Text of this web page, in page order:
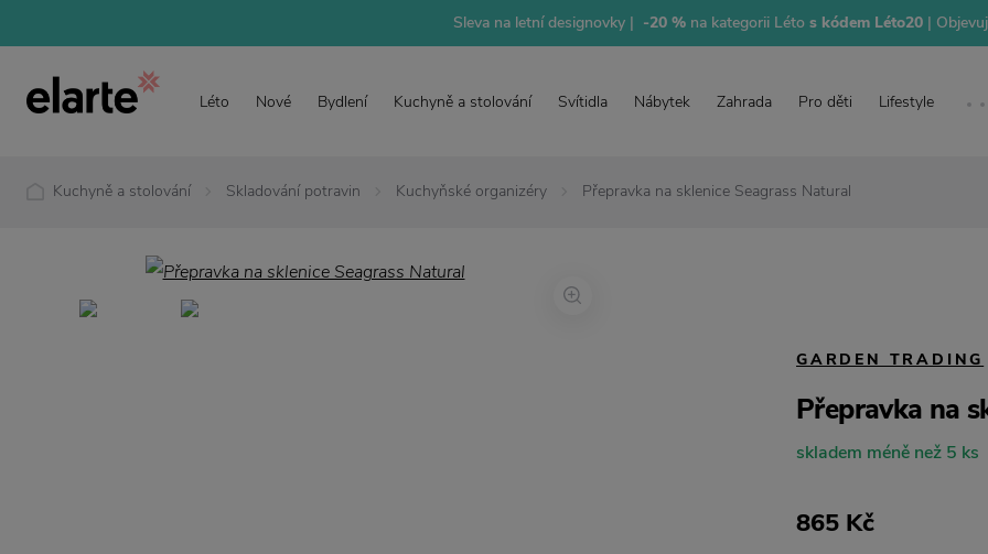
Sleva na letní designovky | -20 %na kategorii Létos kódem Léto20 |
Léto Nové Bydlení Kuchyně a stolování Svítidla Nábytek Zahrada Pro děti Lifestyle
Kuchyně a stolování Skladování potravin Kuchyňské organizéry Přepravka na sklenice Seagrass Natural
GARDEN TRADING
Přepravka na
skladem méně než 5 ks
865 Kč